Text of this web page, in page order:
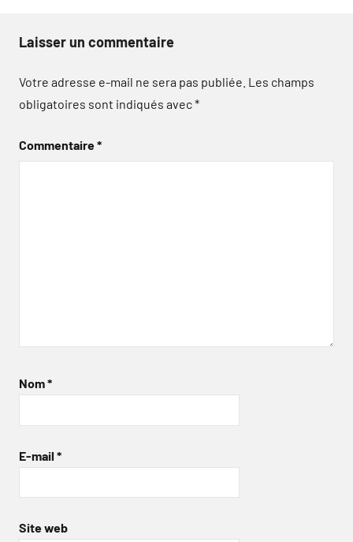
Laisser un commentaire
Votre adresse e-mail ne sera pas publiée. Les champs
obligatoires sont indiqués avec*
Commentaire*
Nom*
E-mail *
Site web